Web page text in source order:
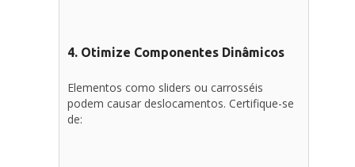
4. Otimize Componentes Dinâmicos
Elementos como sliders ou carrosséis
podem causar deslocamentos. Certifique-se
de: